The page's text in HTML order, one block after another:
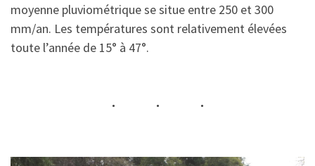
moyenne pluviométrique se situe entre 250 et 300
mm/an. Les températures sont relativement élevées
toute l’année de 15° à 47°.